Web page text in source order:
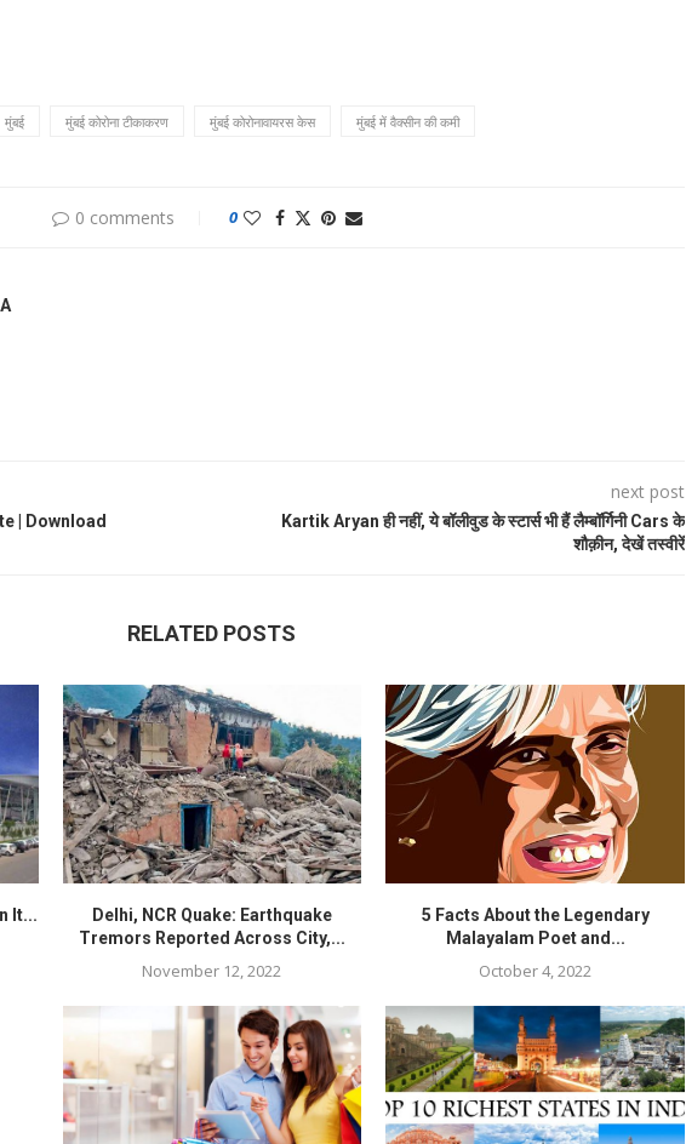
मुंबई मुंबई कोरोना टीकाकरण मुंबई कोरोनावायरस केस मुंबई में वैक्सीन की कमी
0 comments 0
| Download
next post
Kartik Aryan ही नहीं, ये बॉलीवुड के स्टार्स भी हैं लैम्बॉर्गिनी Cars के
शौक़ीन, देखें तस्वीरें
RELATED POSTS
It...
Delhi, NCR Quake: Earthquake
Tremors Reported Across City,...
November 12, 2022
5 Facts About the Legendary
Malayalam Poet and...
October 4, 2022